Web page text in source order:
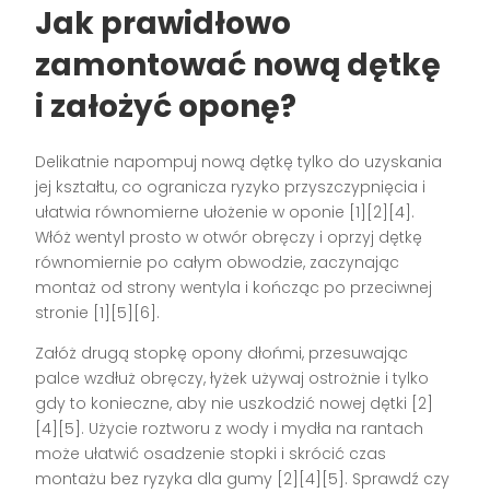
Jak prawidłowo
zamontować nową dętkę
i założyć oponę?
Delikatnie napompuj nową dętkę tylko do uzyskania
jej kształtu, co ogranicza ryzyko przyszczypnięcia i
ułatwia równomierne ułożenie w oponie [1][2][4].
Włóż wentyl prosto w otwór obręczy i oprzyj dętkę
równomiernie po całym obwodzie, zaczynając
montaż od strony wentyla i kończąc po przeciwnej
stronie [1][5][6].
Załóż drugą stopkę opony dłońmi, przesuwając
palce wzdłuż obręczy, łyżek używaj ostrożnie i tylko
gdy to konieczne, aby nie uszkodzić nowej dętki [2]
[4][5]. Użycie roztworu z wody i mydła na rantach
może ułatwić osadzenie stopki i skrócić czas
montażu bez ryzyka dla gumy [2][4][5]. Sprawdź czy